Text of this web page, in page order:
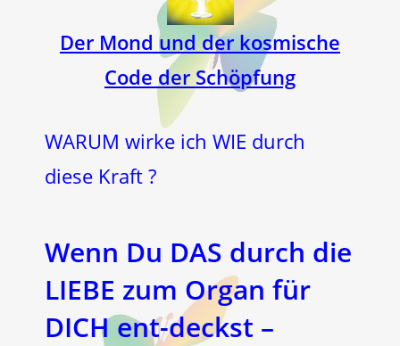
Der Mond und der kosmische
Code der Schöpfung
WARUM wirke ich WIE durch
diese Kraft ?
Wenn Du DAS durch die
LIEBE zum Organ für
DICH ent-deckst –